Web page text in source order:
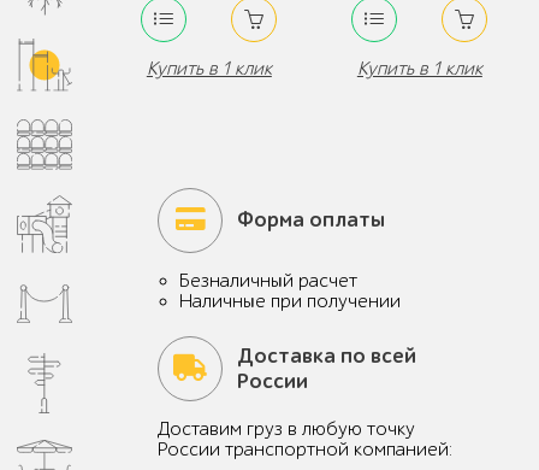
Купить в 1 клик Купить в 1 клик
Форма оплаты
Безналичный расчет
Наличные при получении
Доставка по всей
России
Доставим груз в любую точку
России транспортной компанией: